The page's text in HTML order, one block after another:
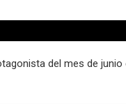
del mes de junio